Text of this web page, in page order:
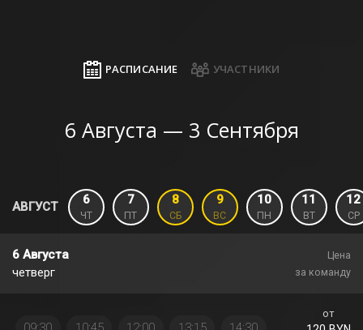
РАСПИСАНИЕ УЧАСТНИКИ
6 Августа — 3 Сентября
АВГУСТ
6
ЧТ
7
ПТ
8
СБ
9
ВС
10
ПН
11
ВТ
12
СР
6 Августа
четверг
Цена
за команду
от